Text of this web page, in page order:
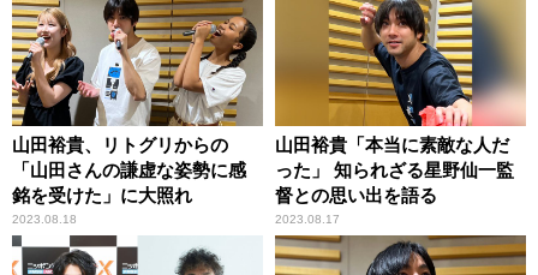
山田裕貴、リトグリからの
「山田さんの謙虚な姿勢に感
銘を受けた」に大照れ
2023.08.18
山田裕貴「本当に素敵な人だ
った」 知られざる星野仙一監
督との思い出を語る
2023.08.17